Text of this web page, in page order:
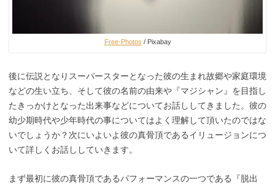
Free-Photos / Pixabay
後に伝説となりスーパースターとなった彼の生まれ故郷や家庭環境
などの生い立ち、そして彼の名前の由来や『マジシャン』を目指し
たきっかけとなった出来事などについてお話ししてきました。彼の
幼少期時代や少年時代の事についてはよく理解して頂いたのではな
いでしょうか？次にいよいよ彼の真骨頂であるイリュージョンにつ
いて詳しくお話ししていきます。
まず最初に彼の真骨頂であるパフォーマンスの一つである『脱出